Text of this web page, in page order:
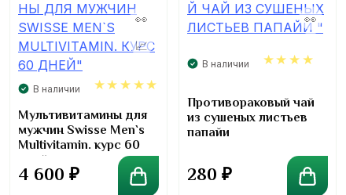
В наличии
5.00
Мультивитамины для
мужчин Swisse Men`s
Multivitamin. курс 60
дней
4 600 ₽
В наличии
Противораковый чай
из сушеных листьев
папайи
280 ₽